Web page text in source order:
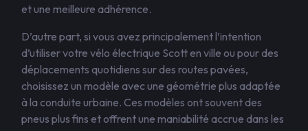
et une meilleure adhérence.
D’autre part, si vous avez principalement l’intention
d’utiliser votre vélo électrique Scott en ville ou pour des
déplacements quotidiens sur des routes pavées,
choisissez un modèle avec une géométrie plus adaptée
à la conduite urbaine. Ces modèles ont souvent des
pneus plus fins et offrent une maniabilité accrue dans les